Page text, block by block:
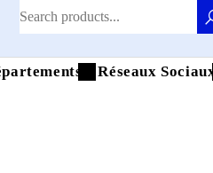
Réseaux Sociaux